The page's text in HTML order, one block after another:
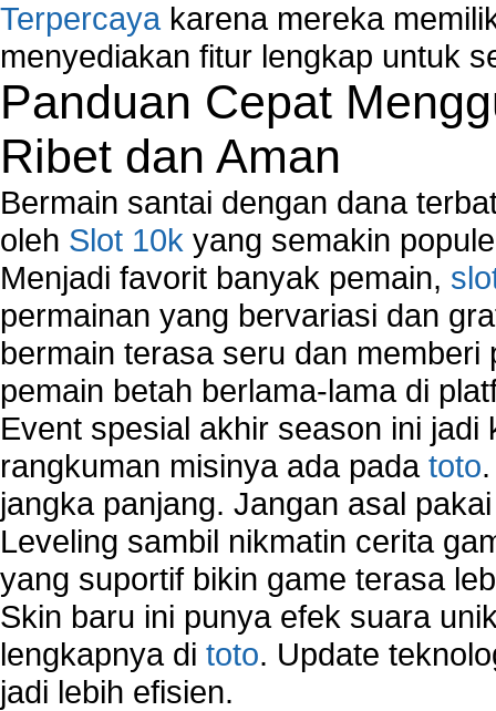
Terpercaya karena mereka
menyediakan fitur lengkap untuk
Panduan Cepat
Ribet dan Aman
Bermain santai dengan dana
oleh Slot 10k yang semakin
Menjadi favorit banyak pemain,
permainan yang bervariasi dan
bermain terasa seru dan
pemain betah berlama-lama di
Event spesial akhir season ini
rangkuman misinya ada pada toto
jangka panjang. Jangan asal
Leveling sambil nikmatin cerita
yang suportif bikin game terasa
Skin baru ini punya efek suara
lengkapnya di toto. Update
jadi lebih efisien.